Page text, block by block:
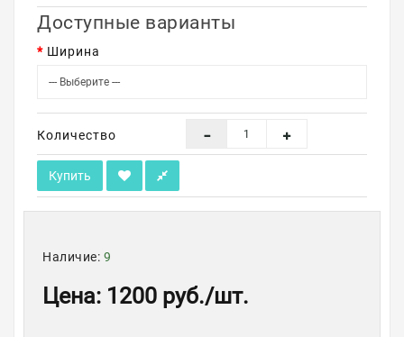
Доступные варианты
Ширина
Количество
Купить
Наличие: 9
Цена: 1200 руб./шт.